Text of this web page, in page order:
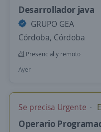
Desarrollador java
GRUPO GEA
Córdoba, Córdoba
Presencial y remoto
Ayer
Se precisa Urgente
Operario